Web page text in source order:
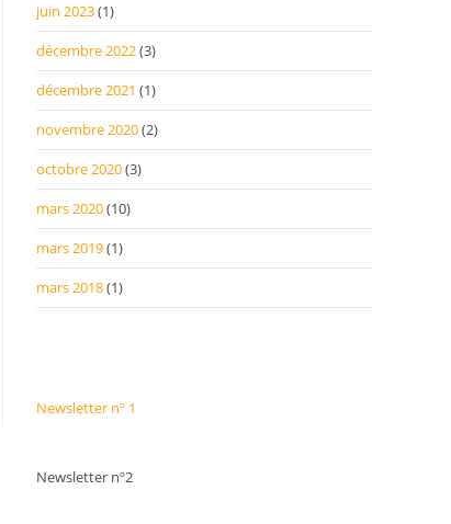
juin 2023(1)
décembre 2022(3)
décembre 2021 (1)
novembre 2020(2)
octobre 2020(3)
mars 2020(10)
mars 2019(1)
mars 2018(1)
Newsletter nº 1
Newsletter nº2